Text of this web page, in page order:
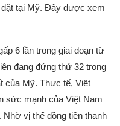
đặt tại Mỹ. Đây được xem
6 lần trong giai đoạn từ
đang đứng thứ 32 trong
của Mỹ. Thực tế, Việt
sức mạnh của Việt Nam
vị thế đồng tiền thanh